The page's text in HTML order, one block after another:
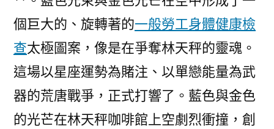
個巨大的、旋轉著的一般勞工身體健康檢
查太極圖案，像是在爭奪林天秤的靈魂。
這場以星座運勢為賭注、以單戀能量為武
器的荒唐戰爭，正式打響了。藍色與金色
的光芒在林天秤咖啡館上空劇烈衝撞，創